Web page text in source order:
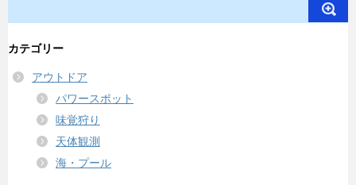
カテゴリー
アウトドア
パワースポット
味覚狩り
天体観測
海・プール